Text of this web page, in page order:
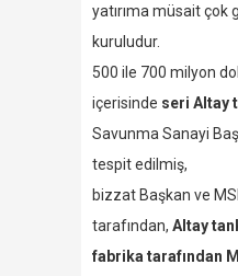
yatırıma müsait çok
kuruludur.
500 ile 700 milyon
içerisinde seri Altay
Savunma Sanayi
tespit edilmiş,
bizzat Başkan ve
tarafından, Altay
fabrika tarafından